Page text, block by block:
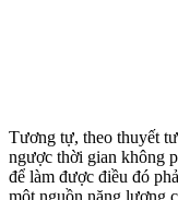
Tương tự, theo thuyết
ngược thời gian không
để làm được điều đó
một nguồn năng lượng